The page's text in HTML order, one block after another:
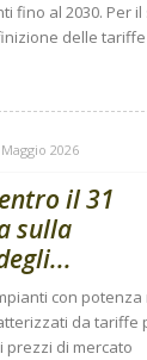
fino al 2030. Per
delle
2026
il 31
sulla
con
da tariffe
prezzi di mercato